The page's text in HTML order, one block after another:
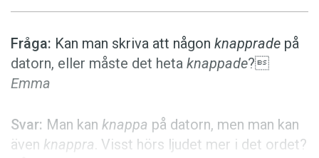
Fråga: Kan man skriva att någon knapprade på
datorn, eller måste det heta knappade?
Emma
Svar: Man kan knappa på datorn, men man kan
även knappra . Visst hörs ljudet mer i det ordet?